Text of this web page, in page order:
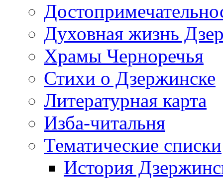
Духовная жизнь
Храмы Черноречья
Стихи о Дзержинске
Литературная карта
Изба-читальня
Тематические списки
История